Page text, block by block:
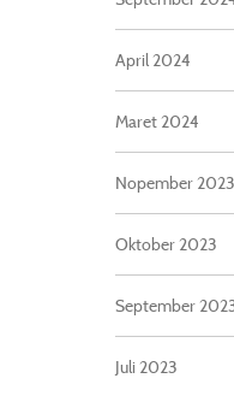
April 2024
Maret 2024
Nopember 2023
Oktober 2023
September
Juli 2023